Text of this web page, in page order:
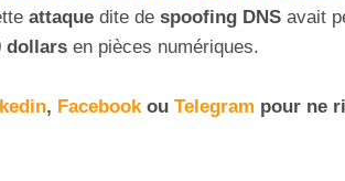
attaque dite de spoofing DNS avait
dollars en pièces numériques.
, Facebookou Telegram pour ne